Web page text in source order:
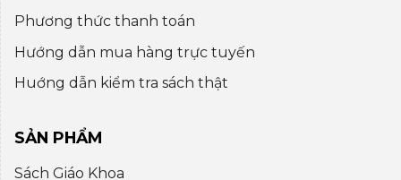
Phương thức thanh toán
Hướng dẫn mua hàng trực tuyến
Huớng dẫn kiểm tra sách thật
SẢN PHẨM
Sách Giáo Khoa